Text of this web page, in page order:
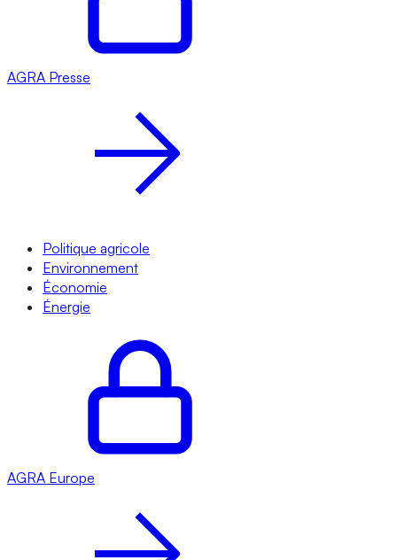
AGRA Presse
Politique agricole
Environnement
Économie
Énergie
AGRA Europe